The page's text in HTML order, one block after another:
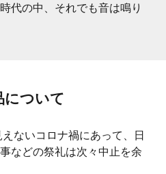
代の中、それでも音は鳴り
について
ないコロナ禍にあって、日
などの祭礼は次々中止を余